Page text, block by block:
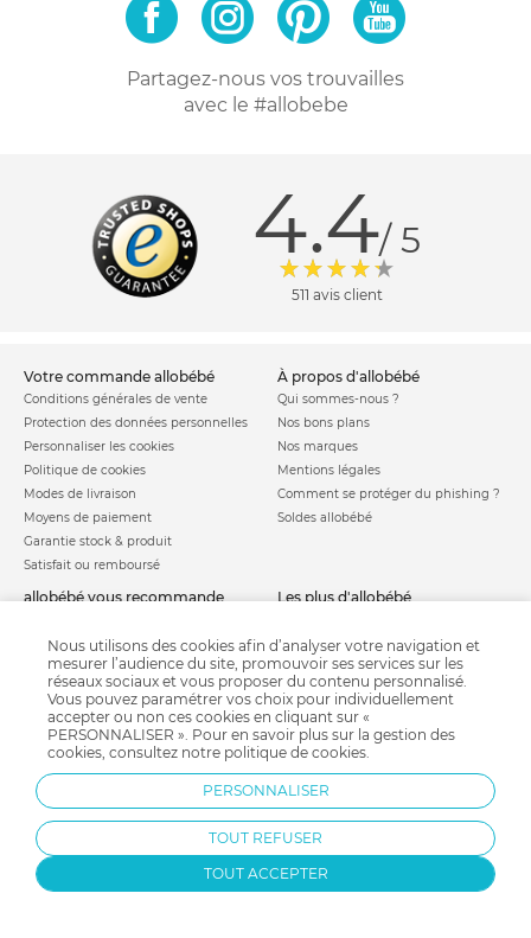
Partagez-nous vos trouvailles
avec le #allobebe
4.4/ 5
511 avis client
votre commande allobébé
Conditions générales de vente
Protection des données personnelles
Personnaliser les cookies
Politique de cookies
Modes de livraison
Moyens de paiement
Garantie stock & produit
Satisfait ou remboursé
à propos d'allobébé
Qui sommes-nous ?
Nos bons plans
Nos marques
Mentions légales
Comment se protéger du phishing ?
Soldes allobébé
allobébé vous recommande
Nos labels
Nos licences
Besoin d'aide ?
FAQ
les plus d'allobébé
Infos conseils
Jeux concours
Valise de maternité
Parrainage
Paiement sécurisé
Charte qualité
Nous utilisons des cookies afin d’analyser votre navigation et
mesurer l’audience du site, promouvoir ses services sur les
réseaux sociaux et vous proposer du contenu personnalisé.
Vous pouvez paramétrer vos choix pour individuellement
accepter ou non ces cookies en cliquant sur «
PERSONNALISER ». Pour en savoir plus sur la gestion des
cookies, consultez notre politique de cookies.
PERSONNALISER
TOUT REFUSER
TOUT ACCEPTER